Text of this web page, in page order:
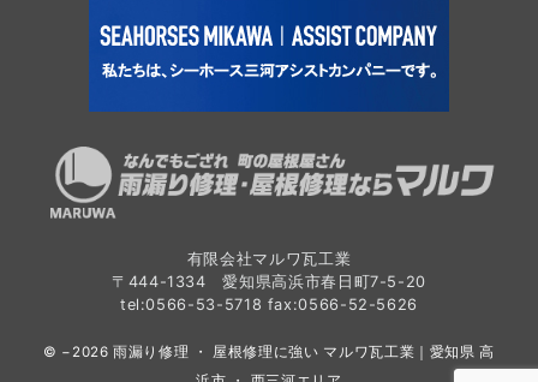
有限会社マルワ瓦工業
〒444-1334 愛知県高浜市春日町7-5-20
tel:0566-53-5718 fax:0566-52-5626
© −2026雨漏り修理 ・ 屋根修理に強い マルワ瓦工業｜愛知県 高